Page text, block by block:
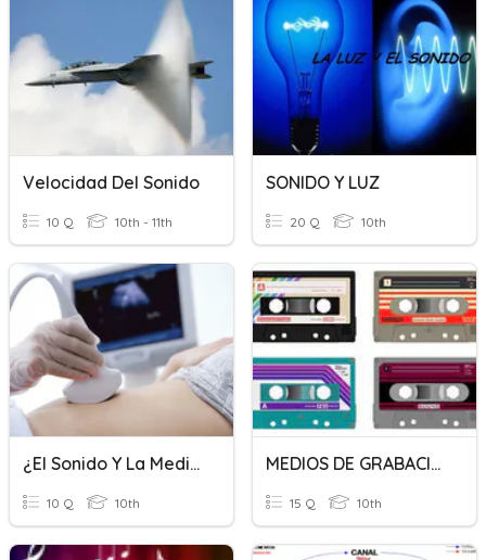
Velocidad Del Sonido
10 Q 10th - 11th
SONIDO Y LUZ
20 Q 10th
¿El Sonido Y La Medicina?
10 Q 10th
MEDIOS DE GRABACIÓN DEL SONIDO
15 Q 10th